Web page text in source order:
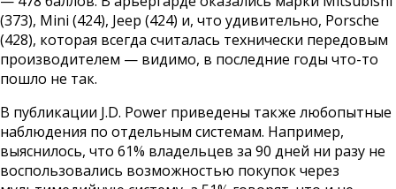
(373), Mini (424), Jeep (424) и, что удивительно, Porsche
(428), которая всегда считалась технически передовым
производителем — видимо, в последние годы что-то
пошло не так.
В публикации J.D. Power приведены также любопытные
наблюдения по отдельным системам. Например,
выяснилось, что 61% владельцев за 90 дней ни разу не
воспользовались возможностью покупок через